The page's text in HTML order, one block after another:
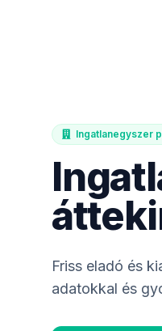
Ingatlanegyszer
Friss eladó és
adatokkal és